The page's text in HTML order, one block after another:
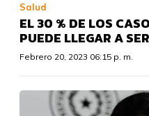
Salud
EL 30 % DE LOS
PUEDE LLEGAR A
Febrero 20, 2023 06:15 p. m.